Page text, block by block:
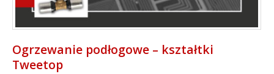
Ogrzewanie podłogowe – kształtki
Tweetop